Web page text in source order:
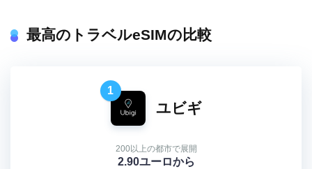
最高のトラベルeSIMの比較
1
ユビギ
200以上の都市で展開
2.90ユーロから